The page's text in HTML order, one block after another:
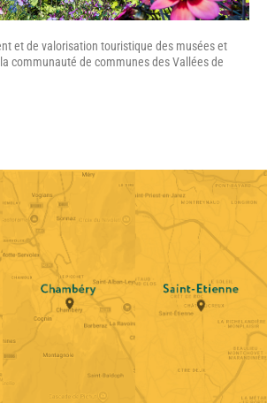
et de valorisation touristique des musées et
communauté de communes des Vallées de